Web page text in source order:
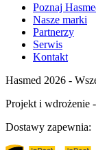
Poznaj
Nasze marki
Partnerzy
Serwis
Kontakt
Hasmed 2026 -
Projekt i wdrożenie -
Dostawy zapewnia: